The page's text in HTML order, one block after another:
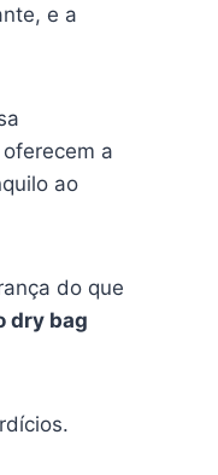
e a
oferecem a
ao
do que
dry bag